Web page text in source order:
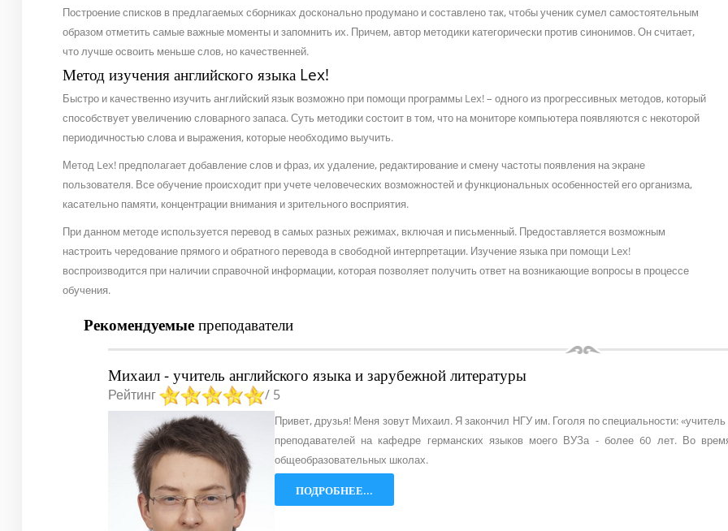
Построение списков в предлагаемых сборниках досконально продумано и составлено так, чтобы ученик сумел самостоятельным
образом отметить самые важные моменты и запомнить их. Причем, автор методики категорически против синонимов. Он считает,
что лучше освоить меньше слов, но качественней.
Метод изучения английского языка Lex!
Быстро и качественно изучить английский язык возможно при помощи программы Lex! – одного из прогрессивных методов, который
способствует увеличению словарного запаса. Суть методики состоит в том, что на мониторе компьютера появляются с некоторой
периодичностью слова и выражения, которые необходимо выучить.
Метод Lex! предполагает добавление слов и фраз, их удаление, редактирование и смену частоты появления на экране
пользователя. Все обучение происходит при учете человеческих возможностей и функциональных особенностей его организма,
касательно памяти, концентрации внимания и зрительного восприятия.
При данном методе используется перевод в самых разных режимах, включая и письменный. Предоставляется возможным
настроить чередование прямого и обратного перевода в свободной интерпретации. Изучение языка при помощи Lex!
воспроизводится при наличии справочной информации, которая позволяет получить ответ на возникающие вопросы в процессе
обучения.
Рекомендуемыепреподаватели
Михаил - учитель английского языка и зарубежной литературы
Рейтинг / 5
Привет, друзья! Меня зовут Михаил. Я закончил НГУ им. Гоголя по специальности: «учитель
преподавателей на кафедре германских языков моего ВУЗа - более 60 лет. Во
общеобразовательных школах.
ПОДРОБНЕЕ...